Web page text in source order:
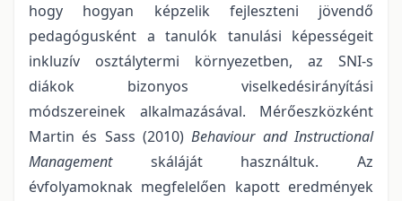
hogy hogyan képzelik fejleszteni jövendő
pedagógusként a tanulók tanulási képességeit
inkluzív osztálytermi környezetben, az SNI-s
diákok bizonyos viselkedésirányítási
módszereinek alkalmazásával. Mérőeszközként
Martin és Sass (2010)Behaviour and Instructional
Managementskáláját használtuk. Az
évfolyamoknak megfelelően kapott eredmények